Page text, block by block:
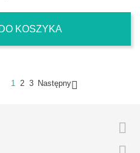
KOSZYKA
1 2 3 Następny
